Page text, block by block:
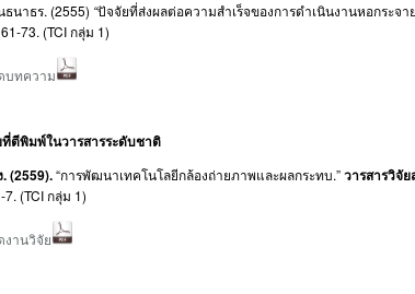
นาธร. (2555) “ปัจจัยที่ส่งผลต่อความสำเร็จของการดำเนินงานหอกระจา
73. (TCI กลุ่ม 1)
บทความ
ตีพิมพ์ในวารสารระดับชาติ
. (2559).“การพัฒนาเทคโนโลยีกล้องถ่ายภาพและผลกระทบ.”วารสารวิจั
7. (TCI กลุ่ม 1)
งานวิจัย